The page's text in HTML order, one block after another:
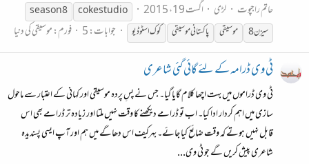
حاتم راجپوت
لڑی اگست 19، 2015 coke studio
season 8
سیزن 8
موسیقی پاکستانیموسیقی کوک اسٹوڈیو جوابات: 5 فورم:موسیقی کی دنیا
ٹی وی ڈرامہ کے لئے گائی گئی شاعری
ٹی وی ڈراموں میں بہت اچھا کلام گایا گیا۔ جس نے پسِ پردہ موسیقی اور کہانی کے اعتبار سے ماحول
سازی میں اہم کردار ادا کیا۔ اب تو ڈرامے دیکھنے کا وقت نہیں ملتا اور زیادہ تر ڈرامے بھی اس
قابل نہیں ہوتے کہ وقت ضائع کیا جائے۔ بہرکیف اس دھاگے میں ہم اور آپ ایسی پسندیدہ
شاعری پیش کریں گے جو ٹی وی...